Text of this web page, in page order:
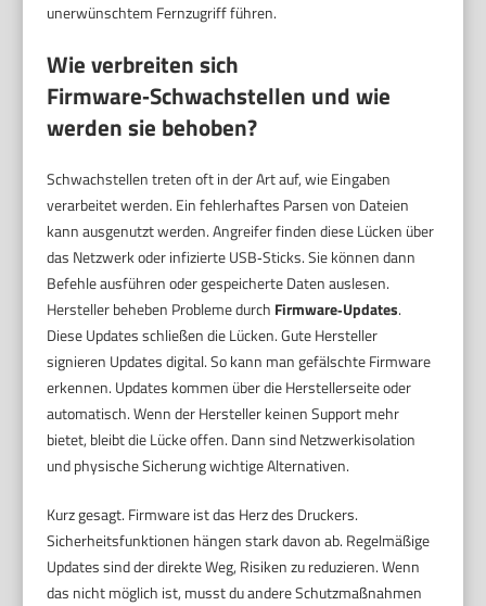
unerwünschtem Fernzugriff führen.
Wie verbreiten sich
Firmware‑Schwachstellen und wie
werden sie behoben?
Schwachstellen treten oft in der Art auf, wie Eingaben
verarbeitet werden. Ein fehlerhaftes Parsen von Dateien
kann ausgenutzt werden. Angreifer finden diese Lücken über
das Netzwerk oder infizierte USB‑Sticks. Sie können dann
Befehle ausführen oder gespeicherte Daten auslesen.
Hersteller beheben Probleme durch Firmware‑Updates.
Diese Updates schließen die Lücken. Gute Hersteller
signieren Updates digital. So kann man gefälschte Firmware
erkennen. Updates kommen über die Herstellerseite oder
automatisch. Wenn der Hersteller keinen Support mehr
bietet, bleibt die Lücke offen. Dann sind Netzwerkisolation
und physische Sicherung wichtige Alternativen.
Kurz gesagt. Firmware ist das Herz des Druckers.
Sicherheitsfunktionen hängen stark davon ab. Regelmäßige
Updates sind der direkte Weg, Risiken zu reduzieren. Wenn
das nicht möglich ist, musst du andere Schutzmaßnahmen